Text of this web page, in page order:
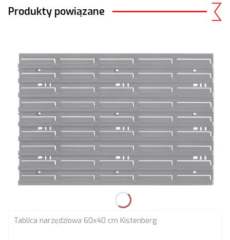
Produkty powiązane
Tablica narzędziowa 60x40 cm Kistenberg